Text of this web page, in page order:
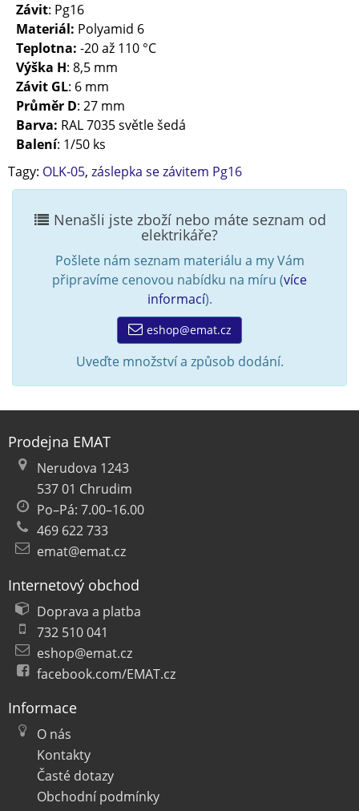
Závit: Pg16
Materiál: Polyamid 6
Teplotna: -20 až 110 °C
Výška H: 8,5 mm
Závit GL: 6 mm
Průměr D: 27 mm
Barva: RAL 7035 světle šedá
Balení: 1/50 ks
Tagy: OLK-05, záslepka se závitem Pg16
Nenašli jste zboží nebo máte seznam od
elektrikáře?
Pošlete nám seznam materiálu a my Vám
připravíme cenovou nabídku na míru (více
informací).
eshop@emat.cz
Uveďte množství a způsob dodání.
Prodejna EMAT
Nerudova 1243
537 01 Chrudim
Po–Pá: 7.00–16.00
469 622 733
emat@emat.cz
Internetový obchod
Doprava a platba
732 510 041
eshop@emat.cz
facebook.com/EMAT.cz
Informace
O nás
Kontakty
Časté dotazy
Obchodní podmínky